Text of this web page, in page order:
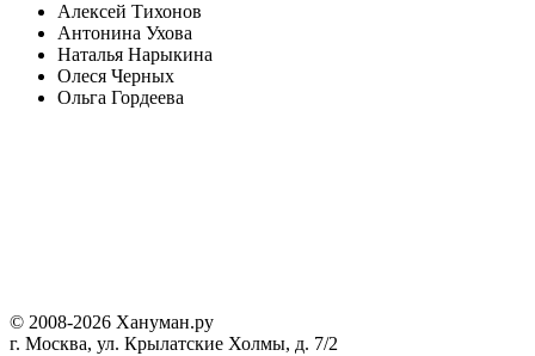
Алексей Тихонов
Антонина Ухова
Наталья Нарыкина
Олеся Черных
Ольга Гордеева
© 2008-2026 Хануман.ру
г. Москва, ул. Крылатские Холмы, д. 7/2